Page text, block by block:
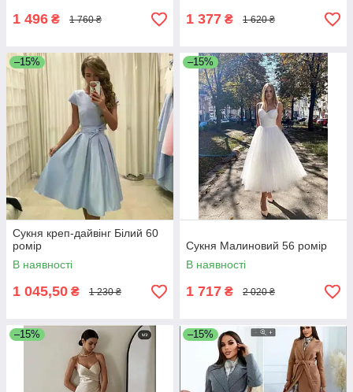
1 496 ₴ 1 760 ₴ 1 377 ₴ 1 620 ₴
–15%
Сукня креп-дайвінг Білий 60
ромір
В наявності
1 045,50 ₴ 1 230 ₴
–15%
Сукня Малиновий 56 ромір
В наявності
1 717 ₴ 2 020 ₴
–15% –15%